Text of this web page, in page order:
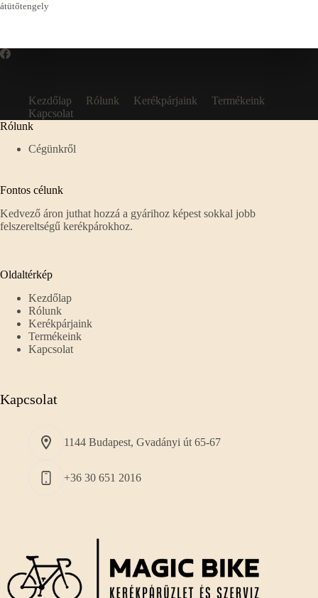
átütőtengely
Kezdőlap Rólunk Kerékpárjaink
Termékeink
Kapcsolat
Rólunk
Cégünkről
Fontos célunk
Kedvező áron juthat hozzá a gyárihoz képest sokkal jobb
felszereltségű kerékpárokhoz.
Oldaltérkép
Kezdőlap
Rólunk
Kerékpárjaink
Termékeink
Kapcsolat
Kapcsolat
1144 Budapest, Gvadányi út 65-67
+36 30 651 2016